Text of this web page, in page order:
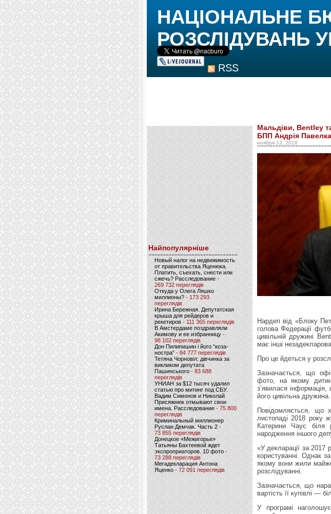
RSS
НАЦІОНАЛЬНЕ
РОЗСЛІДУВАНЬ
Найпопулярніше
Новый налог на недвижимость
от правительства Яценюка.
Платить, съехать, снести или
сжечь? Расследование-
269 732 переглядів
Откуда у Олега Ляшко
миллионы? - 173 293
переглядів
Ирина Бережная. Депутатская
крыша для рейдеров и
рекетиров - 111 365 переглядів
В Амстердаме поздравляли
Акимову и ее избранницу -
98 102 переглядів
Дон Пилипишин і його “коза-
ностра” - 84 777 переглядів
Тетяна Чорновіл: дівчинка за
викликом депутата
Пашинського- 83 688
переглядів
УНИАН за $12 тысяч удалил
статью про митинг под СБУ.
Вадим Симонов и Николай
Присяжнюк отмывают свои
имена. Расследование - 75 800
переглядів
Криминальный миллионер
Руслан Демчак. Часть 2-
73 855 переглядів
Донецкое «Межигорье»
Татьяны Бахтеевой ждет
экспроприаторов. 10 фото -
73 288 переглядів
Мегадекларация Антона
Яценко - 72 091 переглядів
Мальдіви, Bentley
БПП Андрія
ноября 13, 2018
Нардеп від «Блоку
голова Федерації
цивільній дружині
має інші
Про це йдеться у
Зазначається, що
фото, на якому
з’явилася
його цивільна дружина.
Повідомляється, що
листопаді 2018 року
Катерини Чаус
народження іншого
«У декларації за 2017
користуванні. Однак
якому вони жили
розслідуванні.
Зазначається, що
вартість її купівлі —
У програмі